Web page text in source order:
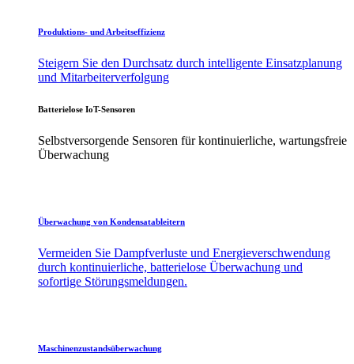
Produktions- und Arbeitseffizienz
Steigern Sie den Durchsatz durch intelligente Einsatzplanung
und Mitarbeiterverfolgung
Batterielose IoT-Sensoren
Selbstversorgende Sensoren für kontinuierliche, wartungsfreie
Überwachung
Überwachung von Kondensatableitern
Vermeiden Sie Dampfverluste und Energieverschwendung
durch kontinuierliche, batterielose Überwachung und
sofortige Störungsmeldungen.
Maschinenzustandsüberwachung